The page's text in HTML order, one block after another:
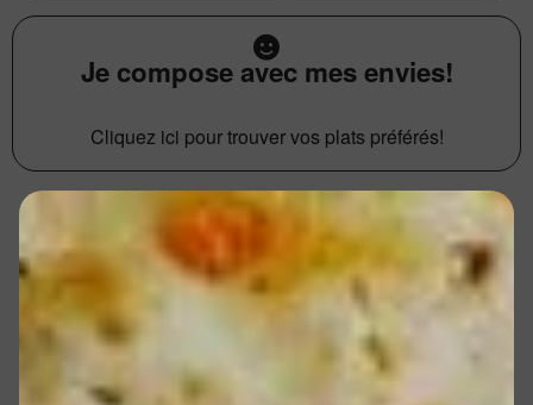
Je compose avec mes envies!
Cliquez ici pour trouver vos plats préférés!